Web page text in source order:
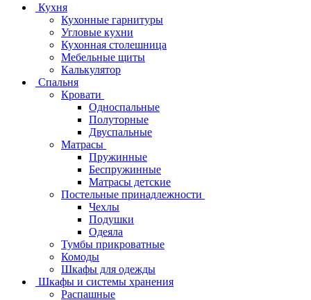
Кухня
Кухонные гарнитуры
Угловые кухни
Кухонная столешница
Мебельные щиты
Калькулятор
Спальня
Кровати
Односпальные
Полуторные
Двуспальные
Матрасы
Пружинные
Беспружинные
Матрасы детские
Постельные принадлежности
Чехлы
Подушки
Одеяла
Тумбы прикроватные
Комоды
Шкафы для одежды
Шкафы и системы хранения
Распашные